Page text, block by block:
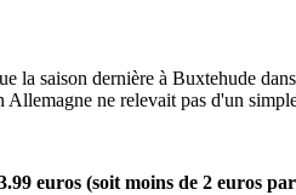
la saison dernière à Buxtehude
Allemagne ne relevait pas d'un
euros (soit moins de 2 euros